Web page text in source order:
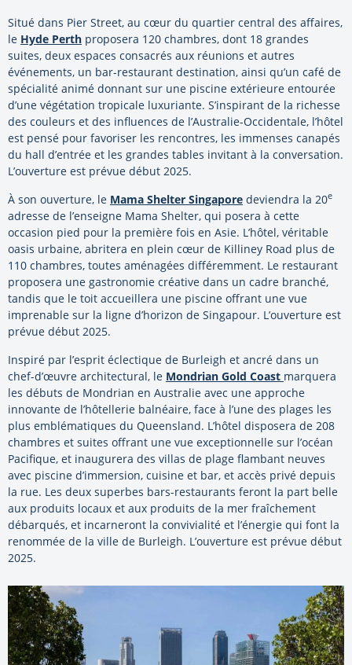
Situé dans Pier Street, au cœur du quartier central des affaires,
le Hyde Perth proposera 120 chambres, dont 18 grandes
suites, deux espaces consacrés aux réunions et autres
événements, un bar-restaurant destination, ainsi qu’un café de
spécialité animé donnant sur une piscine extérieure entourée
d’une végétation tropicale luxuriante. S’inspirant de la richesse
des couleurs et des influences de l’Australie-Occidentale, l’hôtel
est pensé pour favoriser les rencontres, les immenses canapés
du hall d’entrée et les grandes tables invitant à la conversation.
L’ouverture est prévue début 2025.
À son ouverture, le Mama Shelter Singapore deviendra la 20e
adresse de l’enseigne Mama Shelter, qui posera à cette
occasion pied pour la première fois en Asie. L’hôtel, véritable
oasis urbaine, abritera en plein cœur de Killiney Road plus de
110 chambres, toutes aménagées différemment. Le restaurant
proposera une gastronomie créative dans un cadre branché,
tandis que le toit accueillera une piscine offrant une vue
imprenable sur la ligne d’horizon de Singapour. L’ouverture est
prévue début 2025.
Inspiré par l’esprit éclectique de Burleigh et ancré dans un
chef-d’œuvre architectural, le Mondrian Gold Coast marquera
les débuts de Mondrian en Australie avec une approche
innovante de l’hôtellerie balnéaire, face à l’une des plages les
plus emblématiques du Queensland. L’hôtel disposera de 208
chambres et suites offrant une vue exceptionnelle sur l’océan
Pacifique, et inaugurera des villas de plage flambant neuves
avec piscine d’immersion, cuisine et bar, et accès privé depuis
la rue. Les deux superbes bars-restaurants feront la part belle
aux produits locaux et aux produits de la mer fraîchement
débarqués, et incarneront la convivialité et l’énergie qui font la
renommée de la ville de Burleigh. L’ouverture est prévue début
2025.